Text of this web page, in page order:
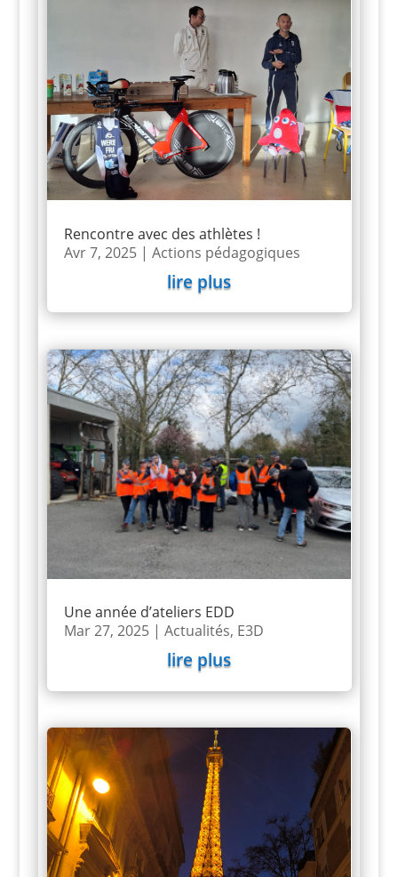
Rencontre avec des athlètes !
Avr 7, 2025| Actions pédagogiques
lire plus
Une année d’ateliers EDD
Mar 27, 2025| Actualités, E3D
lire plus